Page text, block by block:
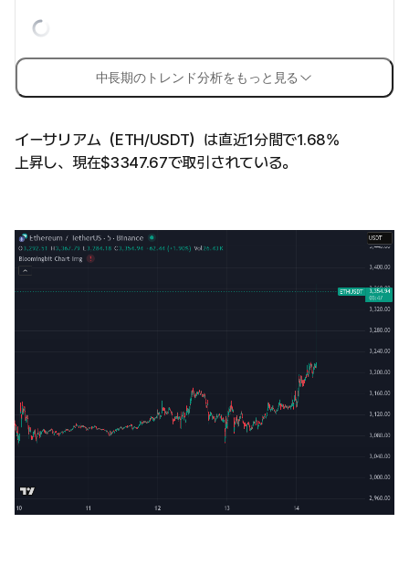
中長期のトレンド分析をもっと見る
イーサリアム（ETH/USDT）は直近1分間で1.68%
上昇し、現在$3347.67で取引されている。